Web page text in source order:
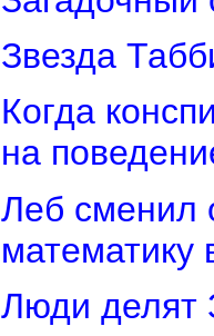
Звезда
Когда
на
Леб сменил
математику
Люди делят